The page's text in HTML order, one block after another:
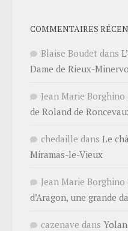
COMMENTAIRES
Blaise Boudet dans
Dame de Rieux-
Jean Marie Borghino
de Roland de
chedaille dans Le
Miramas-le-Vieux
Jean Marie Borghino
d’Aragon, une grande
cazenave dans